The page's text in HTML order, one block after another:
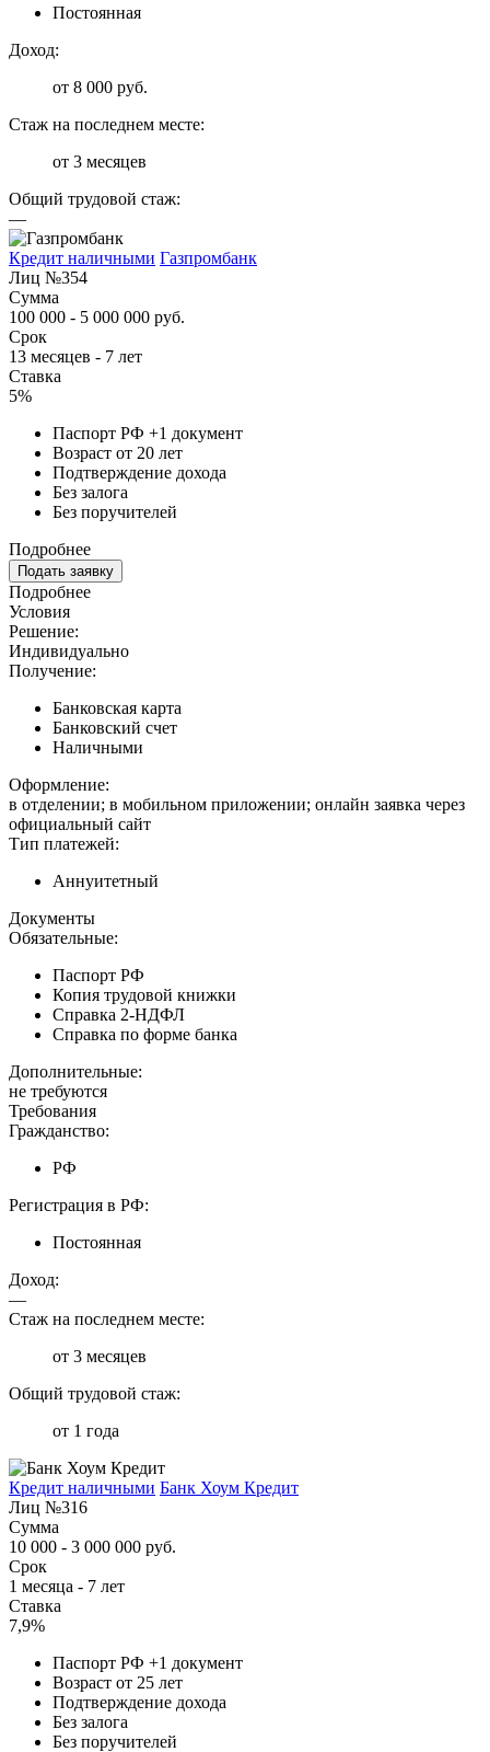
Постоянная
Доход:
от 8 000 руб.
Стаж на последнем месте:
от 3 месяцев
Общий трудовой стаж:
—
Кредит наличными Газпромбанк
Лиц №354
Сумма
100 000 - 5 000 000 руб.
Срок
13 месяцев - 7 лет
Ставка
5%
Паспорт РФ +1 документ
Возраст от 20 лет
Подтверждение дохода
Без залога
Без поручителей
Подробнее
Подать заявку
Подробнее
Условия
Решение:
Индивидуально
Получение:
Банковская карта
Банковский счет
Наличными
Оформление:
в отделении; в мобильном приложении; онлайн заявка через
официальный сайт
Тип платежей:
Аннуитетный
Документы
Обязательные:
Паспорт РФ
Копия трудовой книжки
Справка 2-НДФЛ
Справка по форме банка
Дополнительные:
не требуются
Требования
Гражданство:
РФ
Регистрация в РФ:
Постоянная
Доход:
—
Стаж на последнем месте:
от 3 месяцев
Общий трудовой стаж:
от 1 года
Кредит наличными Банк Хоум Кредит
Лиц №316
Сумма
10 000 - 3 000 000 руб.
Срок
1 месяца - 7 лет
Ставка
7,9%
Паспорт РФ +1 документ
Возраст от 25 лет
Подтверждение дохода
Без залога
Без поручителей